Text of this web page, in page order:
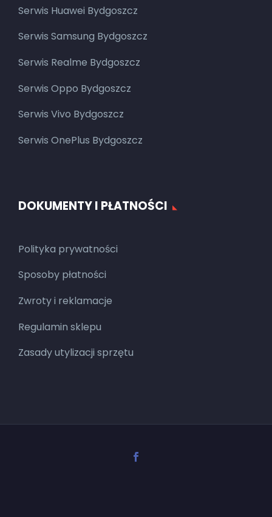
Serwis Huawei Bydgoszcz
Serwis Samsung Bydgoszcz
Serwis Realme Bydgoszcz
Serwis Oppo Bydgoszcz
Serwis Vivo Bydgoszcz
Serwis OnePlus Bydgoszcz
DOKUMENTY I PŁATNOŚCI
Polityka prywatności
Sposoby płatności
Zwroty i reklamacje
Regulamin sklepu
Zasady utylizacji sprzętu